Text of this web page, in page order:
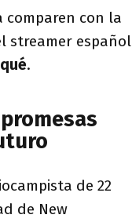
comparen con la
streamer español
.
de 22
de New